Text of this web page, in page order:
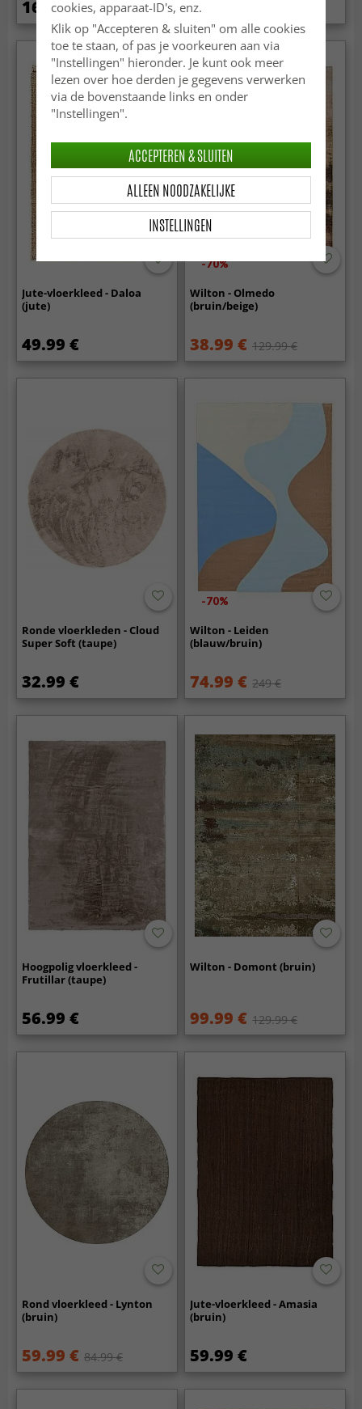
169 € 99.99 €
Jute-vloerkleed - Daloa
(jute)
49.99 €
-70%
Wilton - Olmedo
(bruin/beige)
38.99 € 129.99 €
Ronde vloerkleden - Cloud
Super Soft (taupe)
32.99 €
-70%
Wilton - Leiden
(blauw/bruin)
74.99 € 249 €
Hoogpolig vloerkleed -
Frutillar (taupe)
56.99 €
Wilton - Domont (bruin)
99.99 € 129.99 €
Rond vloerkleed - Lynton
(bruin)
59.99 € 84.99 €
Jute-vloerkleed - Amasia
(bruin)
59.99 €
cookies, apparaat-ID's, enz.
Klik op "Accepteren & sluiten" om alle cookies
toe te staan, of pas je voorkeuren aan via
"Instellingen" hieronder. Je kunt ook meer
lezen over hoe derden je gegevens verwerken
via de bovenstaande links en onder
"Instellingen".
INSTELLINGEN
ALLEEN NOODZAKELIJKE
ACCEPTEREN & SLUITEN